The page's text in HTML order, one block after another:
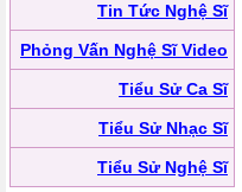
Tin Tức Nghệ Sĩ
Phỏng Vấn Nghệ Sĩ Video
Tiểu Sử Ca Sĩ
Tiểu Sử Nhạc Sĩ
Tiểu Sử Nghệ Sĩ